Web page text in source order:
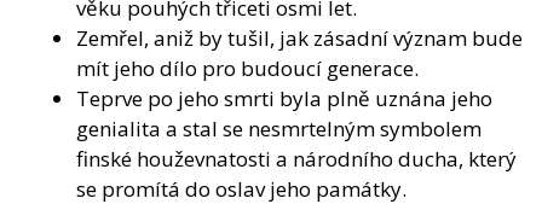
věku pouhých třiceti osmi let.
Zemřel, aniž by tušil, jak zásadní význam bude
mít jeho dílo pro budoucí generace.
Teprve po jeho smrti byla plně uznána jeho
genialita a stal se nesmrtelným symbolem
finské houževnatosti a národního ducha, který
se promítá do oslav jeho památky.